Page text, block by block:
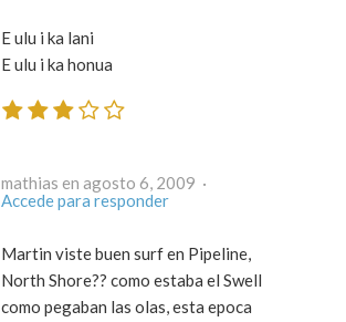
E ulu i ka lani
E ulu i ka honua
mathias en agosto 6, 2009 ·
Accede para responder
Martin viste buen surf en Pipeline,
North Shore?? como estaba el Swell
como pegaban las olas, esta epoca